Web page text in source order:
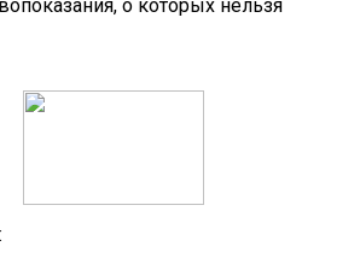
о которых нельзя